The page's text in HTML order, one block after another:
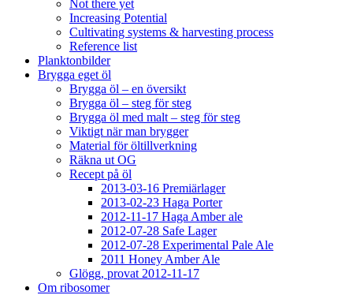
Not there yet
Increasing Potential
Cultivating systems & harvesting process
Reference list
Planktonbilder
Brygga eget öl
Brygga öl – en översikt
Brygga öl – steg för steg
Brygga öl med malt – steg för steg
Viktigt när man brygger
Material för öltillverkning
Räkna ut OG
Recept på öl
2013-03-16 Premiärlager
2013-02-23 Haga Porter
2012-11-17 Haga Amber ale
2012-07-28 Safe Lager
2012-07-28 Experimental Pale Ale
2011 Honey Amber Ale
Glögg, provat 2012-11-17
Om ribosomer